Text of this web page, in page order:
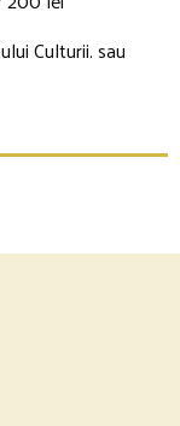
Culturii. sau